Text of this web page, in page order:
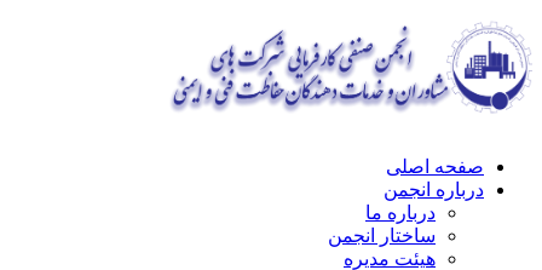
صفحه اصلی
درباره انجمن
درباره ما
ساختار انجمن
هیئت مدیره